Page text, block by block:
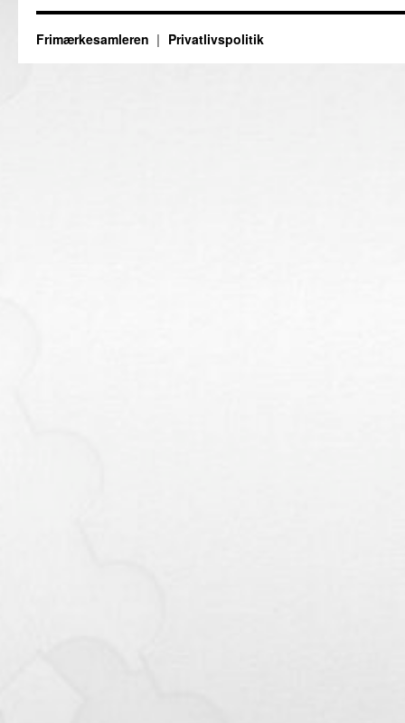
Frimærkesamleren Privatlivspolitik